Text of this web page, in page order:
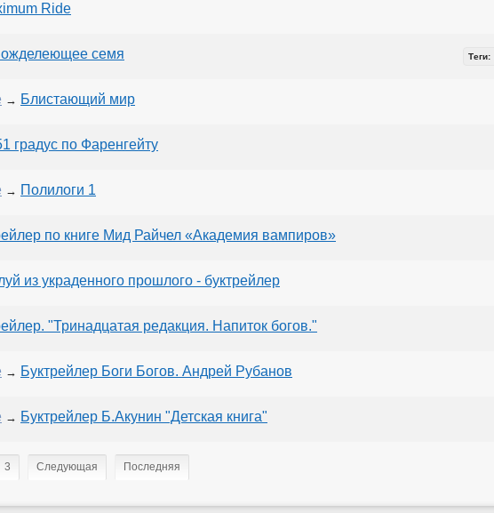
Ride
семя Теги:
→ Блистающий мир
градус по Фаренгейту
→ Полилоги 1
по книге Мид Райчел «Академия вампиров»
из украденного прошлого - буктрейлер
"Тринадцатая редакция. Напиток богов."
→ Буктрейлер Боги Богов. Андрей Рубанов
→ Буктрейлер Б.Акунин "Детская книга"
3 Следующая Последняя